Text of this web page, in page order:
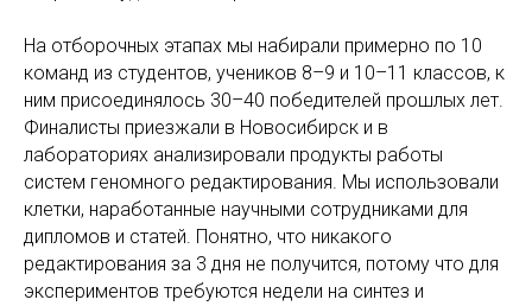
На отборочных этапах мы набирали примерно по 10
команд из студентов, учеников 8–9 и 10–11 классов, к
ним присоединялось 30–40 победителей прошлых лет.
Финалисты приезжали в Новосибирск и в
лабораториях анализировали продукты работы
систем геномного редактирования. Мы использовали
клетки, наработанные научными сотрудниками для
дипломов и статей. Понятно, что никакого
редактирования за 3 дня не получится, потому что для
экспериментов требуются недели на синтез и